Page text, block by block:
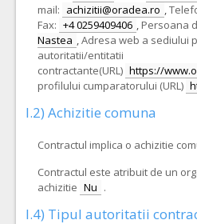
mail: achizitii@oradea.ro ,
Fax: +4 0259409406 , Persoana
Nastea ,Adresa web a sediului
autoritatii/entitatii
contractante(URL) https://
profilului cumparatorului (URL)
I.2) Achizitie comuna
Contractul implica o achizitie
Contractul este atribuit de un
achizitie Nu .
I.4) Tipul autoritatii